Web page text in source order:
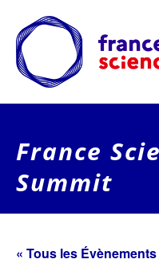
France
Summit
« Tous les Évènements